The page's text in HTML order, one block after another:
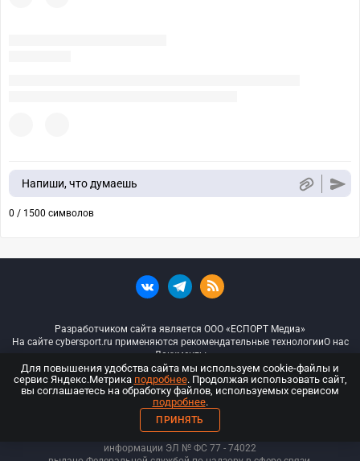
Напиши, что думаешь
0 / 1500 символов
Разработчиком сайта является ООО «ЕСПОРТ Медиа»
На сайте cybersport.ru применяются рекомендательные технологииО нас
Документы
© ООО «Киберспорт.ру» — Все права защищены
18+
ООО «Киберспорт.ру». Свидетельство о регистрации средств массовой
информации ЭЛ № ФС 77 - 74022
Для повышения удобства сайта мы используем cookie-файлы и
сервис Яндекс.Метрика подробнее. Продолжая использовать сайт,
вы соглашаетесь на обработку файлов, используемых сервисом
подробнее.
ПРИНЯТЬ